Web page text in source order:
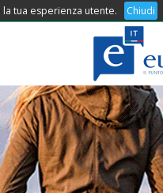
tua esperienza utente. Chiudi
COSA OFFRIAMO